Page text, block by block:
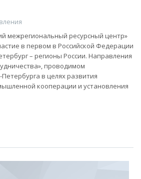
межрегиональный ресурсный центр»
в первом в Российской Федерации
– регионы России. Направления
проводимом
в целях развития
кооперации и установления